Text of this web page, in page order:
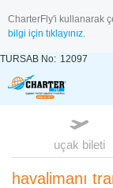
CharterFly'i kullanarak
bilgi için tıklayınız.
TURSAB No: 12097
uçak bileti
havalimanı